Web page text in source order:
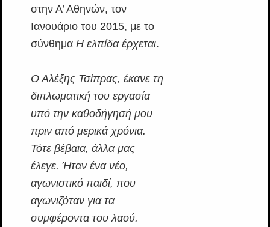
στην Α’ Αθηνών, τον
Ιανουάριο του 2015, με το
σύνθημα Η ελπίδα έρχεται.
Ο Αλέξης Τσίπρας, έκανε τη
διπλωματική του εργασία
υπό την καθοδήγησή μου
πριν από μερικά χρόνια.
Τότε βέβαια, άλλα μας
έλεγε. Ήταν ένα νέο,
αγωνιστικό παιδί, που
αγωνιζόταν για τα
συμφέροντα του λαού.